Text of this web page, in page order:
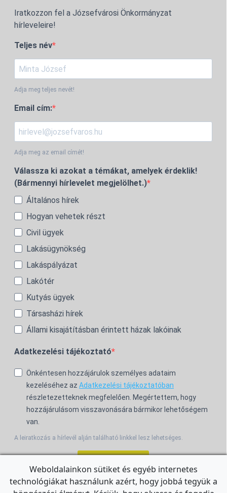
Iratkozzon fel a Józsefvárosi Önkormányzat
hírleveleire!
Teljes név
Adja meg teljes nevét!
Email cím:
Adja meg az email címét!
Válassza ki azokat a témákat, amelyek érdeklik!
(Bármennyi hírlevelet megjelölhet.)
Általános hírek
Hogyan vehetek részt
Civil ügyek
Lakásügynökség
Lakáspályázat
Lakótér
Kutyás ügyek
Társasházi hírek
Állami kisajátításban érintett házak lakóinak
Adatkezelési tájékoztató
Önkéntesen hozzájárulok személyes adataim
kezeléséhez az Adatkezelési tájékoztatóban
részletezetteknek megfelelően. Megértettem, hogy
hozzájárulásom visszavonására bármikor lehetőségem
van.
A leiratkozás a hírlevél alján található linkkel lesz lehetséges.
For the English Newsletter, clickHERE.
Weboldalainkon sütiket és egyéb internetes
technológiákat használunk azért, hogy jobbá tegyük a